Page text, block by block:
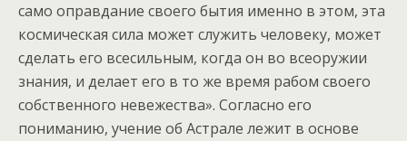
само оправдание своего бытия именно в этом, эта
космическая сила может служить человеку, может
сделать его всесильным, когда он во всеоружии
знания, и делает его в то же время рабом своего
собственного невежества». Согласно его
пониманию, учение об Астрале лежит в основе